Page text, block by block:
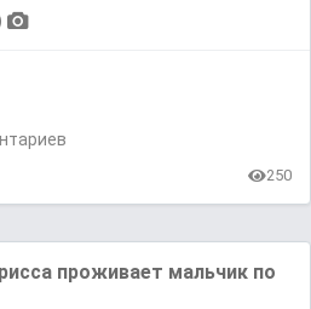
250
проживает мальчик по